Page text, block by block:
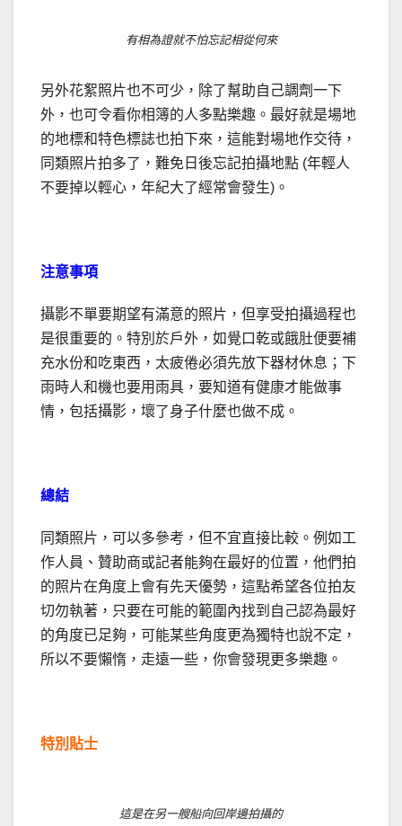
有相為證就不怕忘記相從何來
另外花絮照片也不可少，除了幫助自己調劑一下
外，也可令看你相簿的人多點樂趣。最好就是場地
的地標和特色標誌也拍下來，這能對場地作交待，
同類照片拍多了，難免日後忘記拍攝地點 (年輕人
不要掉以輕心，年紀大了經常會發生)。
注意事項
攝影不單要期望有滿意的照片，但享受拍攝過程也
是很重要的。特別於戶外，如覺口乾或餓肚便要補
充水份和吃東西，太疲倦必須先放下器材休息；下
雨時人和機也要用雨具，要知道有健康才能做事
情，包括攝影，壞了身子什麼也做不成。
總結
同類照片，可以多參考，但不宜直接比較。例如工
作人員、贊助商或記者能夠在最好的位置，他們拍
的照片在角度上會有先天優勢，這點希望各位拍友
切勿執著，只要在可能的範圍內找到自己認為最好
的角度已足夠，可能某些角度更為獨特也說不定，
所以不要懶惰，走遠一些，你會發現更多樂趣。
特別貼士
這是在另一艘船向回岸邊拍攝的